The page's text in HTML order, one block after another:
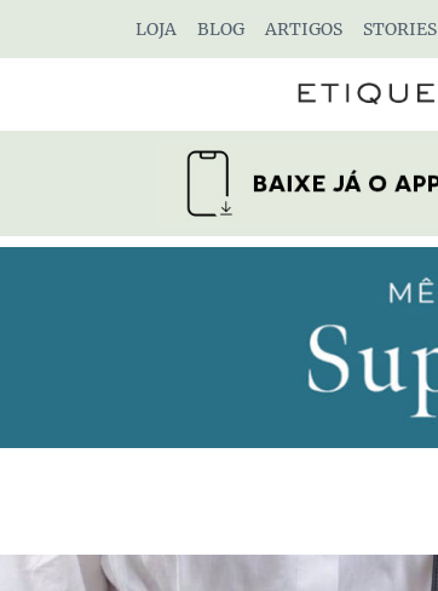
LOJA BLOG ARTIGOS STORIES